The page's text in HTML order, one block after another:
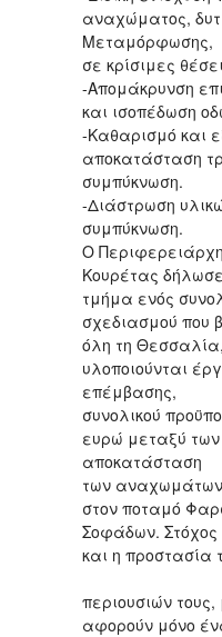
αναχώματος,
Μεταμόρφωσης,
σε κρίσιμες
-Απομάκρυνση
και ισοπέδωση
-Καθαρισμό και
αποκατάσταση
συμπύκνωση.
-Διάστρωση
συμπύκνωση.
Ο
Κουρέτας
τμήμα ενός
σχεδιασμού που
όλη τη
υλοποιούνται
επέμβασης,
συνολικού
ευρώ μεταξύ των
αποκατάσταση
των
στον ποταμό
Σοφάδων.
και η προστασία
περιουσιών
αφορούν μόνο